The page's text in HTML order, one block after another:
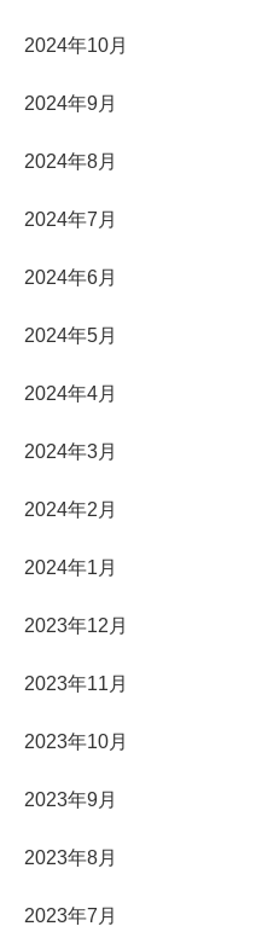
2024年10月
2024年9月
2024年8月
2024年7月
2024年6月
2024年5月
2024年4月
2024年3月
2024年2月
2024年1月
2023年12月
2023年11月
2023年10月
2023年9月
2023年8月
2023年7月